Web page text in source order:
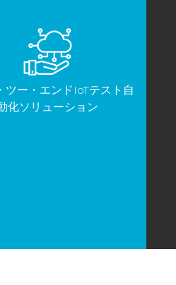
ツー・エンドIoTテスト自
化ソリューション